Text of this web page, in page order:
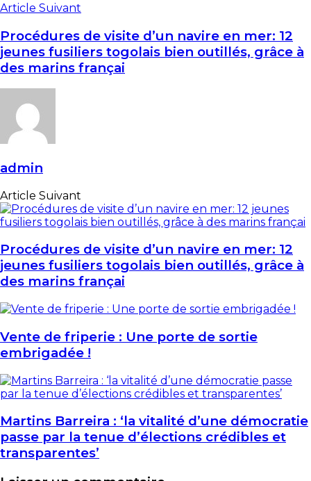
Article Suivant
Procédures de visite d’un navire en mer: 12
jeunes fusiliers togolais bien outillés, grâce à
des marins françai
admin
Article Suivant
Procédures de visite d’un navire en mer: 12
jeunes fusiliers togolais bien outillés, grâce à
des marins françai
Vente de friperie : Une porte de sortie
embrigadée !
Martins Barreira : ‘la vitalité d’une démocratie
passe par la tenue d’élections crédibles et
transparentes’